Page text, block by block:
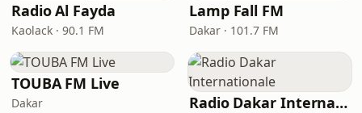
Radio Al Fayda
Kaolack · 90.1 FM
Lamp Fall FM
Dakar · 101.7 FM
TOUBA FM Live
Dakar Radio Dakar Internationale